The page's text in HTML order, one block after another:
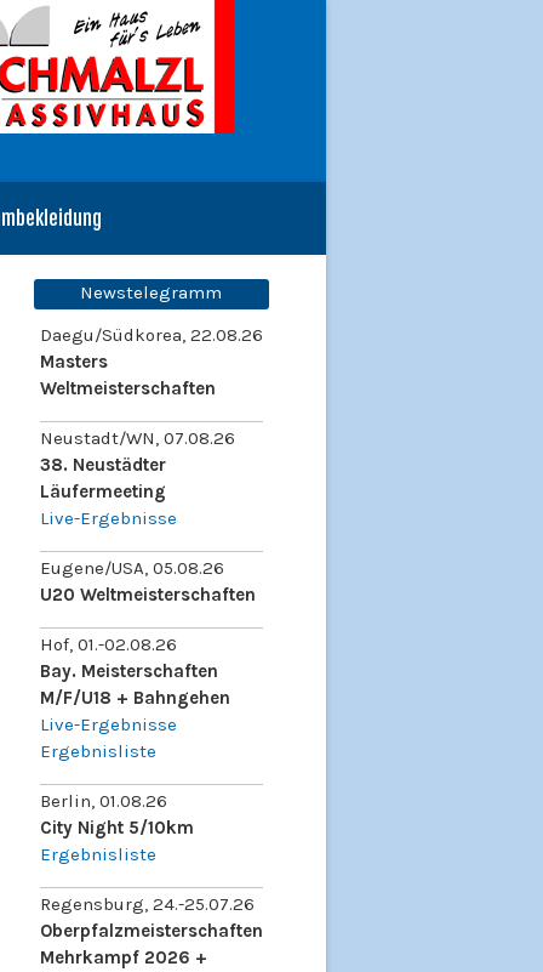
Newstelegramm
Daegu/Südkorea, 22.08.26
Masters
Weltmeisterschaften
Neustadt/WN, 07.08.26
38. Neustädter
Läufermeeting
Live-Ergebnisse
Eugene/USA, 05.08.26
U20 Weltmeisterschaften
Hof, 01.-02.08.26
Bay. Meisterschaften
M/F/U18 + Bahngehen
Live-Ergebnisse
Ergebnisliste
Berlin, 01.08.26
City Night 5/10km
Ergebnisliste
Regensburg, 24.-25.07.26
Oberpfalzmeisterschaften
Mehrkampf 2026 +